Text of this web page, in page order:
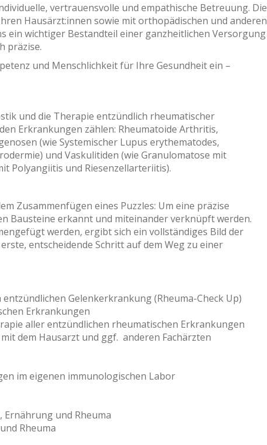
vertrauensvolle und empathische Betreuung. Die
Hausärzt:innen sowie mit orthopädischen und anderen
ein wichtiger Bestandteil einer ganzheitlichen Versorgung
präzise.
und Menschlichkeit für Ihre Gesundheit ein –
und die Therapie entzündlich rheumatischer
Erkrankungen zählen: Rheumatoide Arthritis,
(wie Systemischer Lupus erythematodes,
und Vaskulitiden (wie Granulomatose mit
Polyangiitis und Riesenzellarteriitis).
Zusammenfügen eines Puzzles: Um eine präzise
Bausteine erkannt und miteinander verknüpft werden.
werden, ergibt sich ein vollständiges Bild der
entscheidende Schritt auf dem Weg zu einer
Gelenkerkrankung (Rheuma-Check Up)
Erkrankungen
aller entzündlichen rheumatischen Erkrankungen
dem Hausarzt und ggf. anderen Fachärzten
im eigenen immunologischen Labor
Ernährung und Rheuma
Rheuma